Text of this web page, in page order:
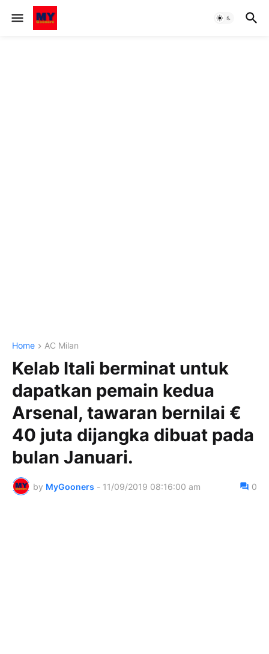
Home AC Milan
Kelab Itali berminat untuk
dapatkan pemain kedua
Arsenal, tawaran bernilai €
40 juta dijangka dibuat pada
bulan Januari.
by MyGooners - 11/09/2019 08:16:00 am 0